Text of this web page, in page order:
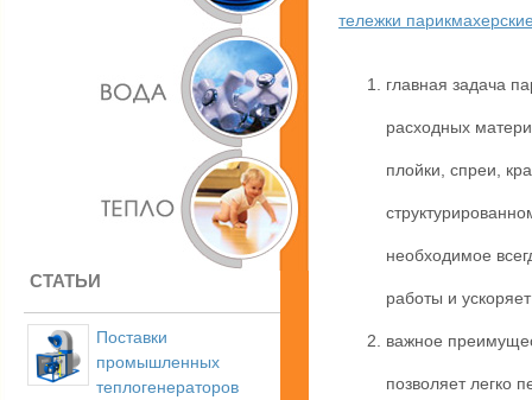
СТАТЬИ
Поставки
промышленных
теплогенераторов
тележки
главная задача
расходных
плойки, спреи,
необходимое
работы и
важное
позволяет легко